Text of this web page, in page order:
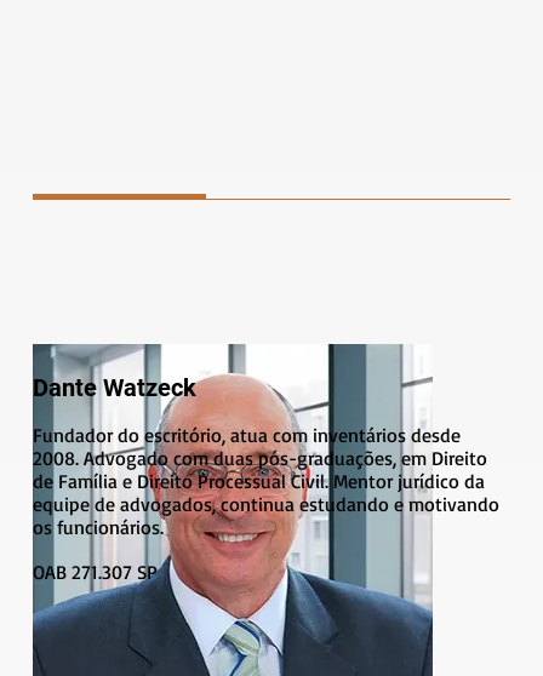
Dante Watzeck
Fundador do escritório, atua com inventários desde
2008. Advogado com duas pós-graduações, em Direito
de Família e Direito Processual Civil. Mentor jurídico da
equipe de advogados, continua estudando e motivando
os funcionários.
​OAB 271.307 SP